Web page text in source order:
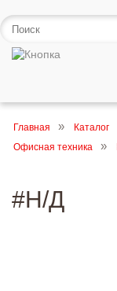
Главная Каталог
Офисная техника
#Н/Д